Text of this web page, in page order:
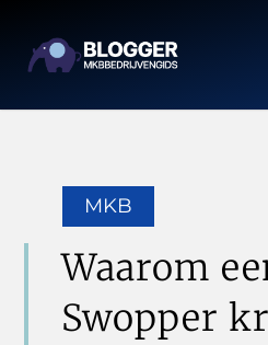
MKB
Waarom
Swopper